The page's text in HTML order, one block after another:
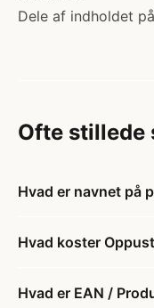
Dele af indholdet
Ofte stillede
Hvad er navnet på
Hvad koster
Hvad er EAN /